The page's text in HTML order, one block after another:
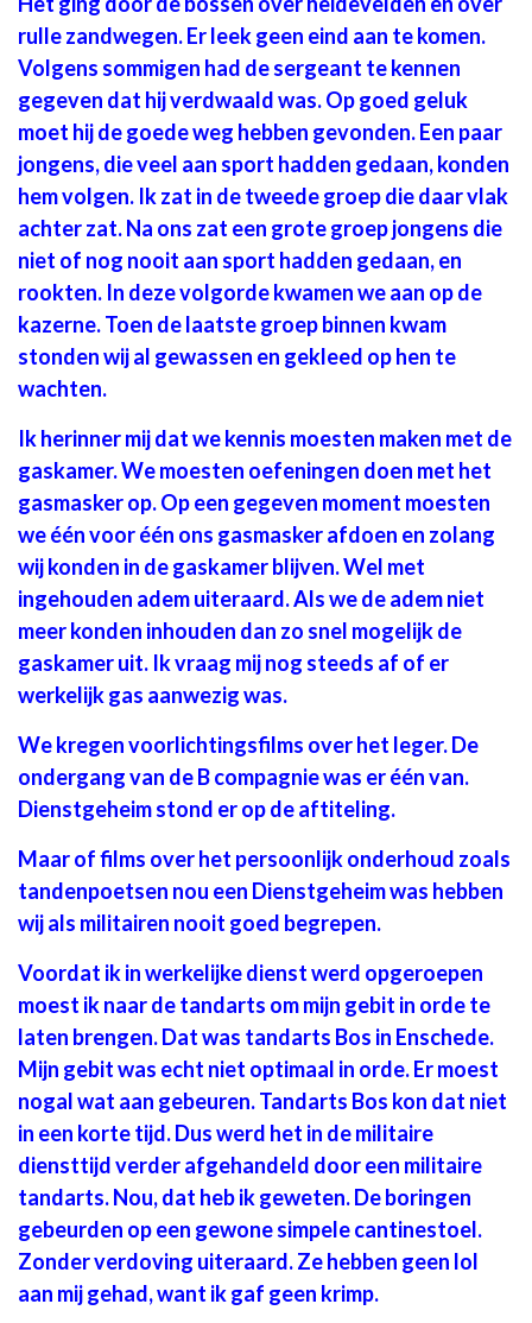
rulle zandwegen. Er leek geen eind aan te komen.
Volgens sommigen had de sergeant te kennen
gegeven dat hij verdwaald was. Op goed geluk
moet hij de goede weg hebben gevonden. Een paar
jongens, die veel aan sport hadden gedaan, konden
hem volgen. Ik zat in de tweede groep die daar vlak
achter zat. Na ons zat een grote groep jongens die
niet of nog nooit aan sport hadden gedaan, en
rookten. In deze volgorde kwamen we aan op de
kazerne. Toen de laatste groep binnen kwam
stonden wij al gewassen en gekleed op hen te
wachten.
Ik herinner mij dat we kennis moesten maken met de
gaskamer. We moesten oefeningen doen met het
gasmasker op. Op een gegeven moment moesten
we één voor één ons gasmasker afdoen en zolang
wij konden in de gaskamer blijven. Wel met
ingehouden adem uiteraard. Als we de adem niet
meer konden inhouden dan zo snel mogelijk de
gaskamer uit. Ik vraag mij nog steeds af of er
werkelijk gas aanwezig was.
We kregen voorlichtingsfilms over het leger.De
ondergang van de B compagnie was er één van.
Dienstgeheim stond er op de aftiteling.
Maar of films over het persoonlijk onderhoud zoals
tandenpoetsen nou een Dienstgeheim was hebben
wij als militairen nooit goed begrepen.
Voordat ik in werkelijke dienst werd opgeroepen
moest ik naar de tandarts om mijn gebit in orde te
laten brengen. Dat was tandarts Bos in Enschede.
Mijn gebit was echt niet optimaal in orde. Er moest
nogal wat aan gebeuren. Tandarts Bos kon dat niet
in een korte tijd. Dus werd het in de militaire
diensttijd verder afgehandeld door een militaire
tandarts. Nou, dat heb ik geweten. De boringen
gebeurden op een gewone simpele cantinestoel.
Zonder verdoving uiteraard. Ze hebben geen lol
aan mij gehad, want ik gaf geen krimp.